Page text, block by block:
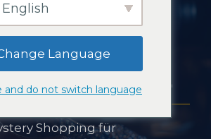
FÜR
Shopping für
English
Language
and do not switch language